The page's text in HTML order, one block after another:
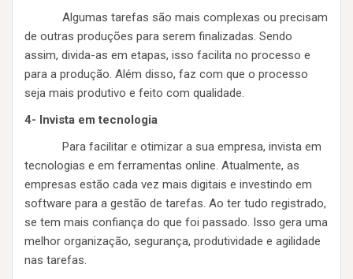
Algumas tarefas são mais complexas ou precisam
de outras produções para serem finalizadas. Sendo
assim, divida-as em etapas, isso facilita no processo e
para a produção. Além disso, faz com que o processo
seja mais produtivo e feito com qualidade.
4- Invista em tecnologia
Para facilitar e otimizar a sua empresa, invista em
tecnologias e em ferramentas online. Atualmente, as
empresas estão cada vez mais digitais e investindo em
software para a gestão de tarefas. Ao ter tudo registrado,
se tem mais confiança do que foi passado. Isso gera uma
melhor organização, segurança, produtividade e agilidade
nas tarefas.